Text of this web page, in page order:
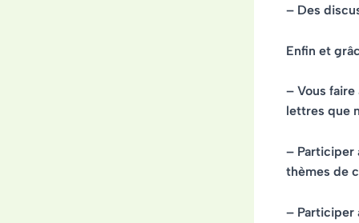
– Des
Enfin et
– Vous
lettres que
– Participer
thèmes de
– Participer